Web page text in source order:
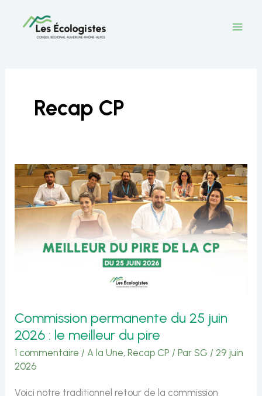
Recap CP
Commission permanente du 25 juin
2026 : le meilleur du pire
1 commentaire / A la Une,Recap CP / Par SG / 29 juin
2026
Voici notre traditionnel retour de la commission